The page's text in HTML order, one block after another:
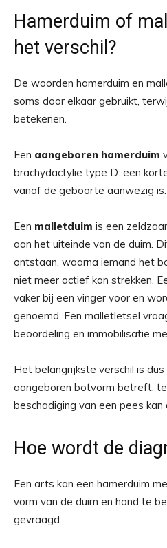
Hamerduim of
het verschil?
De woorden hamerduim en
soms door elkaar gebruikt,
betekenen.
Een aangeboren hamerduim
brachydactylie type D: een
vanaf de geboorte aanwezig is.
Een malletduim is een
aan het uiteinde van de duim.
ontstaan, waarna iemand het
niet meer actief kan strekken.
vaker bij een vinger voor en
genoemd. Een malletletsel
beoordeling en immobilisatie
Het belangrijkste verschil is
aangeboren botvorm betreft,
beschadiging van een pees kan
Hoe wordt de
Een arts kan een hamerduim
vorm van de duim en hand te
gevraagd: